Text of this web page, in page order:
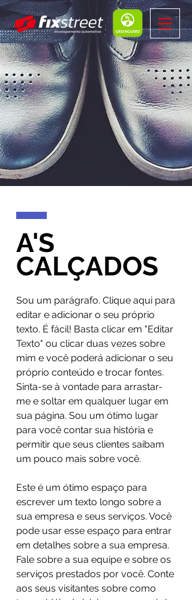
A'S
CALÇADOS
Sou um parágrafo. Clique aqui para
editar e adicionar o seu próprio
texto. É fácil! Basta clicar em "Editar
Texto" ou clicar duas vezes sobre
mim e você poderá adicionar o seu
próprio conteúdo e trocar fontes.
Sinta-se à vontade para arrastar-
me e soltar em qualquer lugar em
sua página. Sou um ótimo lugar
para você contar sua história e
permitir que seus clientes saibam
um pouco mais sobre você.
Este é um ótimo espaço para
escrever um texto longo sobre a
sua empresa e seus serviços. Você
pode usar esse espaço para entrar
em detalhes sobre a sua empresa.
Fale sobre a sua equipe e sobre os
serviços prestados por você. Conte
aos seus visitantes sobre como